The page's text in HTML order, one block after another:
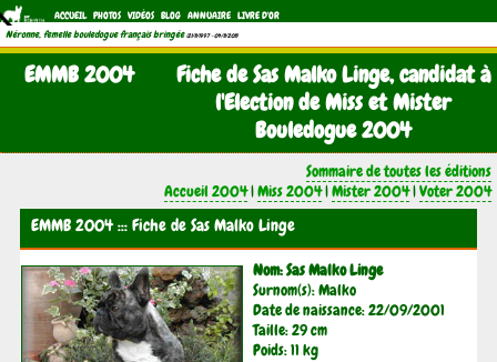
ACCUEIL PHOTOS VIDÉOS BLOG ANNUAIRE LIVRE D'OR
Néronne, femelle bouledogue français bringée (21/11/1997 - 04/11/2011)
EMMB 2004
Fiche de Sas Malko Linge, candidat à
l'Election de Miss et Mister
Bouledogue 2004
Sommaire de toutes les éditions
Accueil 2004|Miss 2004|Mister 2004|Voter 2004
EMMB 2004 ::: Fiche de Sas Malko Linge
Nom: Sas Malko Linge
Surnom(s): Malko
Date de naissance: 22/09/2001
Taille: 29 cm
Poids: 11 kg